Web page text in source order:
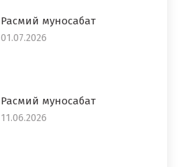
Расмий муносабат
01.07.2026
Расмий муносабат
11.06.2026